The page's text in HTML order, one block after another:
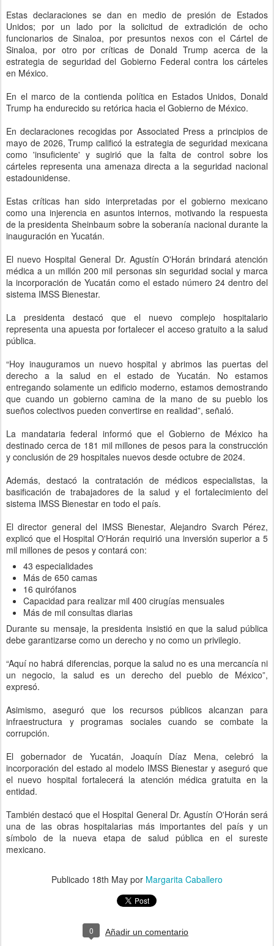
Estas declaraciones se dan en medio de presión de Estados
Unidos; por un lado por la solicitud de extradición de ocho
funcionarios de Sinaloa, por presuntos nexos con el Cártel de
Sinaloa, por otro por críticas de Donald Trump acerca de la
estrategia de seguridad del Gobierno Federal contra los cárteles
en México.
En el marco de la contienda política en Estados Unidos, Donald
Trump ha endurecido su retórica hacia el Gobierno de México.
En declaraciones recogidas por Associated Press a principios de
mayo de 2026, Trump calificó la estrategia de seguridad mexicana
como 'insuficiente' y sugirió que la falta de control sobre los
cárteles representa una amenaza directa a la seguridad nacional
estadounidense.
Estas críticas han sido interpretadas por el gobierno mexicano
como una injerencia en asuntos internos, motivando la respuesta
de la presidenta Sheinbaum sobre la soberanía nacional durante la
inauguración en Yucatán.
El nuevo Hospital General Dr. Agustín O'Horán brindará atención
médica a un millón 200 mil personas sin seguridad social y marca
la incorporación de Yucatán como el estado número 24 dentro del
sistema IMSS Bienestar.
La presidenta destacó que el nuevo complejo hospitalario
representa una apuesta por fortalecer el acceso gratuito a la salud
pública.
“Hoy inauguramos un nuevo hospital y abrimos las puertas del
derecho a la salud en el estado de Yucatán. No estamos
entregando solamente un edificio moderno, estamos demostrando
que cuando un gobierno camina de la mano de su pueblo los
sueños colectivos pueden convertirse en realidad”, señaló.
La mandataria federal informó que el Gobierno de México ha
destinado cerca de 181 mil millones de pesos para la construcción
y conclusión de 29 hospitales nuevos desde octubre de 2024.
Además, destacó la contratación de médicos especialistas, la
basificación de trabajadores de la salud y el fortalecimiento del
sistema IMSS Bienestar en todo el país.
El director general del IMSS Bienestar, Alejandro Svarch Pérez,
explicó que el Hospital O'Horán requirió una inversión superior a 5
mil millones de pesos y contará con:
43 especialidades
Más de 650 camas
16 quirófanos
Capacidad para realizar mil 400 cirugías mensuales
Más de mil consultas diarias
Durante su mensaje, la presidenta insistió en que la salud pública
debe garantizarse como un derecho y no como un privilegio.
“Aquí no habrá diferencias, porque la salud no es una mercancía ni
un negocio, la salud es un derecho del pueblo de México”,
expresó.
Asimismo, aseguró que los recursos públicos alcanzan para
infraestructura y programas sociales cuando se combate la
corrupción.
El gobernador de Yucatán, Joaquín Díaz Mena, celebró la
incorporación del estado al modelo IMSS Bienestar y aseguró que
el nuevo hospital fortalecerá la atención médica gratuita en la
entidad.
También destacó que el Hospital General Dr. Agustín O'Horán será
una de las obras hospitalarias más importantes del país y un
símbolo de la nueva etapa de salud pública en el sureste
mexicano.
Publicado 18th May por Margarita Caballero
0 Añadir un comentario